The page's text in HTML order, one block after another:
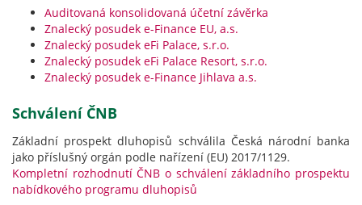
Auditovaná konsolidovaná účetní závěrka
Znalecký posudek e-Finance EU, a.s.
Znalecký posudek eFi Palace, s.r.o.
Znalecký posudek eFi Palace Resort, s.r.o.
Znalecký posudek e-Finance Jihlava a.s.
Schválení ČNB
Základní prospekt dluhopisů schválila Česká národní banka
jako příslušný orgán podle nařízení (EU) 2017/1129.
Kompletní rozhodnutí ČNB o schválení základního prospektu
nabídkového programu dluhopisů